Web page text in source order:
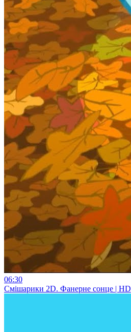
06:30
Смiшарики 2D. Фанерне сонце | HD